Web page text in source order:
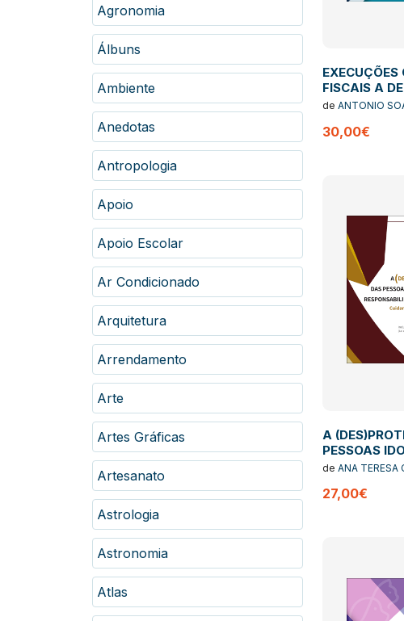
Agronomia
Álbuns
Ambiente
Anedotas
Antropologia
Apoio
Apoio Escolar
Ar Condicionado
Arquitetura
Arrendamento
Arte
Artes Gráficas
Artesanato
Astrologia
Astronomia
Atlas
EXECUÇÕES
FISCAIS A
DEFESA
de ANTONIO
30,00€
A
PESSOAS
em Justiça
de ANA TERESA
27,00€